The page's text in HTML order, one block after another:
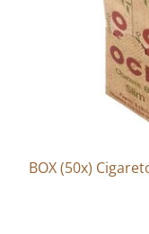
BOX (50x)